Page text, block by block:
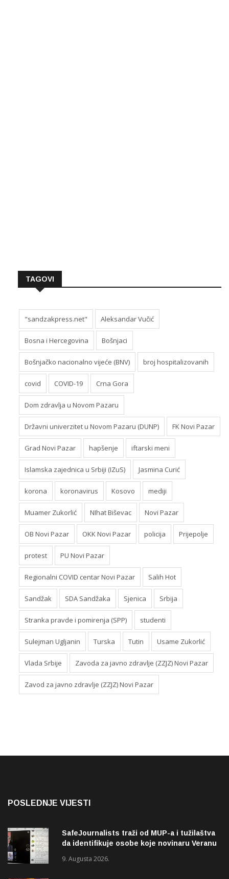
TAGOVI
"sandzakpress.net" Aleksandar Vučić
Bosna i Hercegovina Bošnjaci
Bošnjačko nacionalno vijeće (BNV) broj hospitalizovanih
covid COVID-19 Crna Gora
Dom zdravlja u Novom Pazaru
Državni univerzitet u Novom Pazaru (DUNP) FK Novi Pazar
Grad Novi Pazar hapšenje iftarski meni
Islamska zajednica u Srbiji (IZuS) Jasmina Curić
korona koronavirus Kosovo mediji
Muamer Zukorlić NIhat Biševac Novi Pazar
OB Novi Pazar OKK Novi Pazar policija Prijepolje
protest PU Novi Pazar
Regionalni COVID centar Novi Pazar Salih Hot
Sandžak SDA Sandžaka Sjenica Srbija
Stranka pravde i pomirenja (SPP) studenti
Sulejman Ugljanin Turska Tutin Usame Zukorlić
Vlada Srbije Zavoda za javno zdravlje (ZZJZ) Novi Pazar
Zavod za javno zdravlje (ZZJZ) Novi Pazar
POSLEDNJE VIJESTI
SafeJournalists traži od MUP-a i tužilaštva
da identifikuje osobe koje novinaru Veranu
9. Augusta 2026.